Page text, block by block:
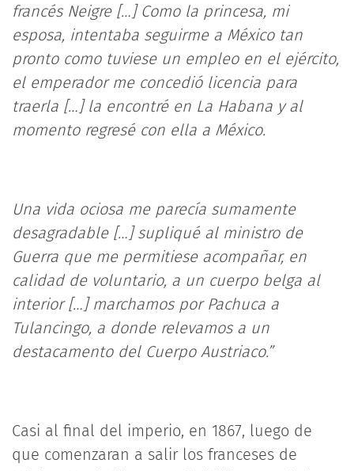
francés Neigre […] Como la princesa, mi
esposa, intentaba seguirme a México tan
pronto como tuviese un empleo en el ejército,
el emperador me concedió licencia para
traerla […] la encontré en La Habana y al
momento regresé con ella a México.
Una vida ociosa me parecía sumamente
desagradable […] supliqué al ministro de
Guerra que me permitiese acompañar, en
calidad de voluntario, a un cuerpo belga al
interior […] marchamos por Pachuca a
Tulancingo, a donde relevamos a un
destacamento del Cuerpo Austriaco.”
Casi al final del imperio, en 1867, luego de
que comenzaran a salir los franceses de